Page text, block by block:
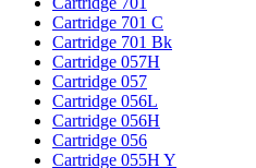
Cartridge 701 C
Cartridge 701 Bk
Cartridge 057H
Cartridge 057
Cartridge 056L
Cartridge 056H
Cartridge 056
Cartridge 055H Y